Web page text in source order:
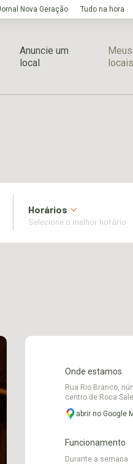
Nova Geração Tudo na hora
Anuncie um
local
Meus
locais
Horários
Onde estamos
Rua Rio Branco,
centro de Roca
abrir no Google
Funcionamento
Durante a semana